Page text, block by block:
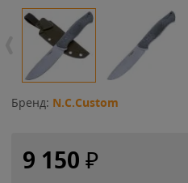
Бренд: N.C.Custom
9 150 ₽